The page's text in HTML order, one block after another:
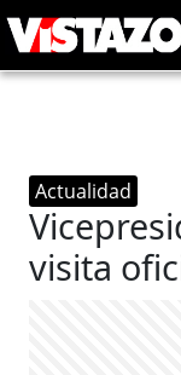
Actualidad
visita